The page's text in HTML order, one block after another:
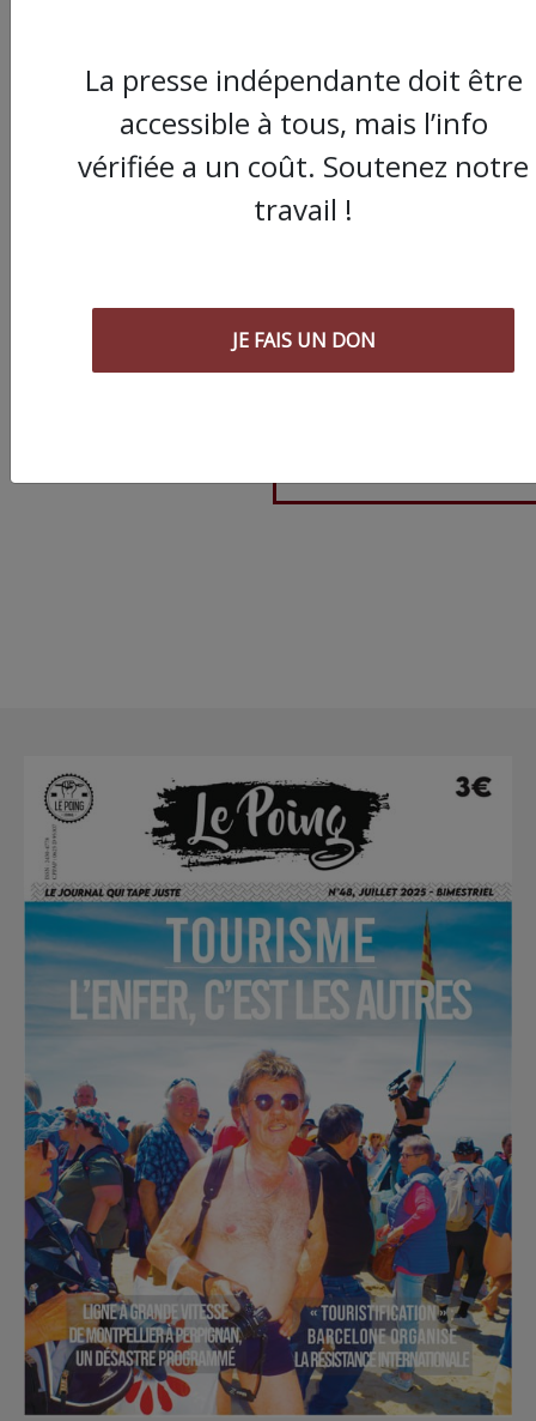
ARTICLE AGORA SUIVANT :
La presse indépendante doit être
accessible à tous, mais l’info
vérifiée a un coût. Soutenez notre
travail !
JE FAIS UN DON